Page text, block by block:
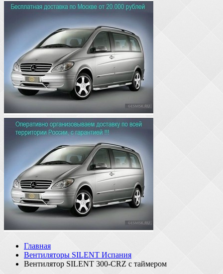
Главная
Вентиляторы SILENT Испания
Вентилятор SILENT 300-CRZ с таймером